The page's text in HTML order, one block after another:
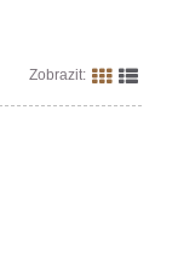
Zobrazit: